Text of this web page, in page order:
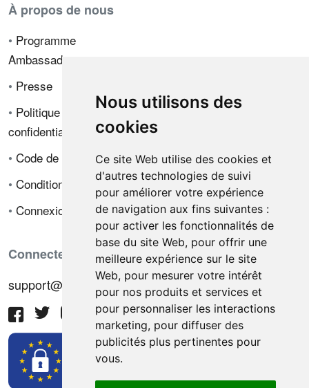
Nous utilisons des
cookies
Ce site Web utilise des cookies et
d'autres technologies de suivi
pour améliorer votre expérience
de navigation aux fins suivantes :
pour activer les fonctionnalités de
base du site Web, pour offrir une
meilleure expérience sur le site
Web, pour mesurer votre intérêt
pour nos produits et services et
pour personnaliser les interactions
marketing, pour diffuser des
publicités plus pertinentes pour
vous.
À propos de nous
• Programme
Ambassadeur
• Presse
• Politique de
confidentialité
• Code de déontologie
• Conditions de vente
• Connexion
Connectez-vous avec nous
support@hiringnotes.com